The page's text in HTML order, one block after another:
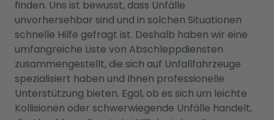
finden. Uns ist bewusst, dass Unfälle
unvorhersehbar sind und in solchen Situationen
schnelle Hilfe gefragt ist. Deshalb haben wir eine
umfangreiche Liste von Abschleppdiensten
zusammengestellt, die sich auf Unfallfahrzeuge
spezialisiert haben und Ihnen professionelle
Unterstützung bieten. Egal, ob es sich um leichte
Kollisionen oder schwerwiegende Unfälle handelt,